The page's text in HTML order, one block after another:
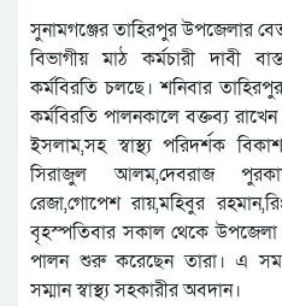
সুনামগঞ্জের তাহিরপুর উপজেলার
বিভাগীয় মাঠ কর্মচারী দাবী
কর্মবিরতি চলছে। শনিবার তাহিরপুর
কর্মবিরতি পালনকালে বক্তব্য
ইসলাম,সহ স্বাস্থ্য পরিদর্শক
সিরাজুল আলম,দেবরাজ
রেজা,গোপেশ রায়,মহিবুর
বৃহস্পতিবার সকাল থেকে উপজেলা
পালন শুরু করেছেন তারা। এ
সম্মান স্বাস্থ্য সহকারীর অবদান।